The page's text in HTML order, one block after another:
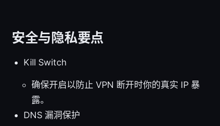
安全与隐私要点
Kill Switch
确保开启以防止 VPN 断开时你的真实 IP 暴
露。
DNS 漏洞保护